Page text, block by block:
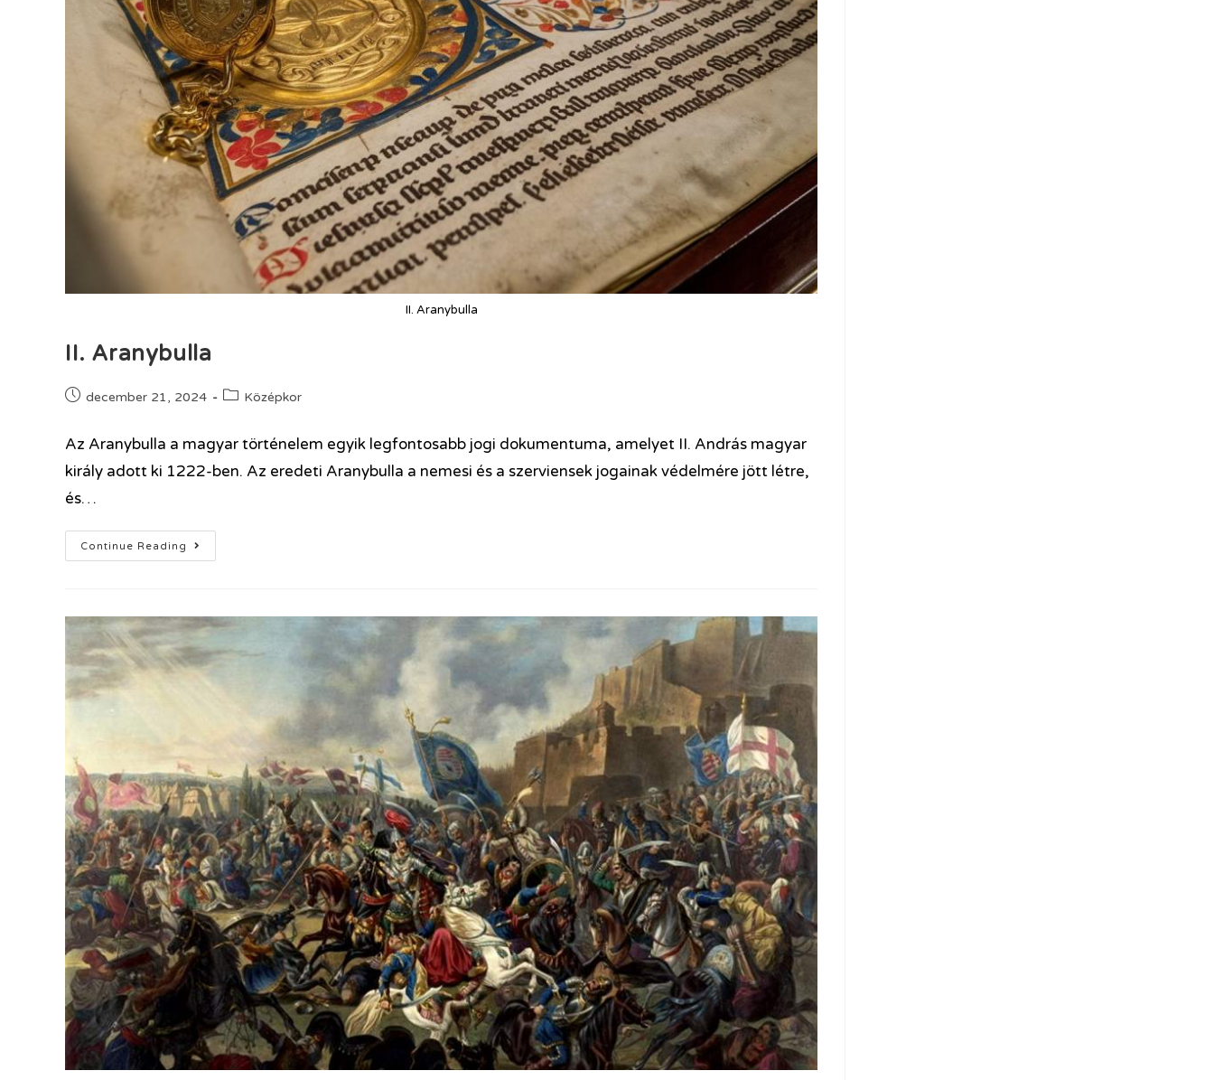
II. Aranybulla
II. Aranybulla
december 21, 2024 Középkor
Az Aranybulla a magyar történelem egyik legfontosabb jogi dokumentuma, amelyet II. András magyar
király adott ki 1222-ben. Az eredeti Aranybulla a nemesi és a szerviensek jogainak védelmére jött létre,
és…
Continue Reading